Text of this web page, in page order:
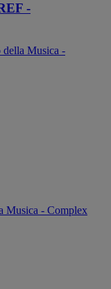
-
della Musica -
Musica - Complex